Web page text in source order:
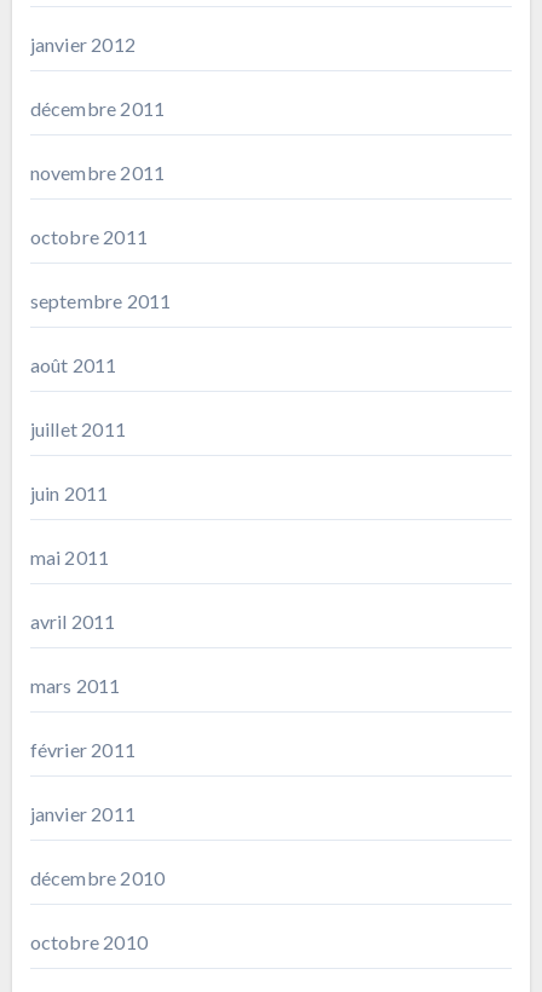
janvier 2012
décembre 2011
novembre 2011
octobre 2011
septembre 2011
août 2011
juillet 2011
juin 2011
mai 2011
avril 2011
mars 2011
février 2011
janvier 2011
décembre 2010
octobre 2010